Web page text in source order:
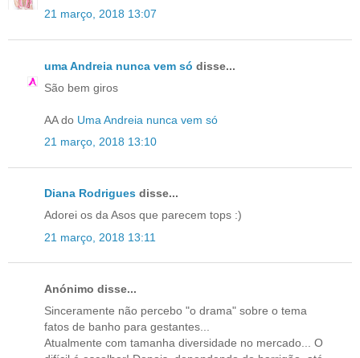
21 março, 2018 13:07
uma Andreia nunca vem só disse...
São bem giros
AA do Uma Andreia nunca vem só
21 março, 2018 13:10
Diana Rodrigues disse...
Adorei os da Asos que parecem tops :)
21 março, 2018 13:11
Anónimo disse...
Sinceramente não percebo "o drama" sobre o tema
fatos de banho para gestantes...
Atualmente com tamanha diversidade no mercado... O